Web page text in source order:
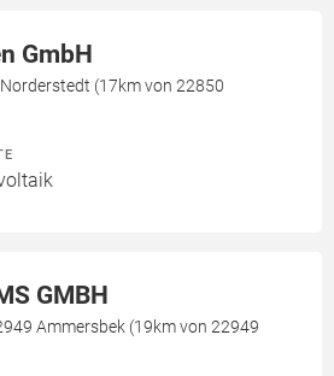
GmbH
(17km von 22850
GMBH
Ammersbek (19km von 22949